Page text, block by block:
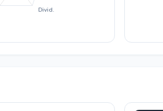
Divid.